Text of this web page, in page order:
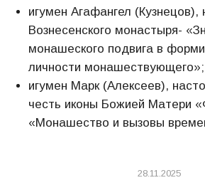
игумен Агафангел (Кузнецов),
Вознесенского монастыря-
монашеского подвига в
личности монашествующего»;
игумен Марк (Алексеев),
честь иконы Божией Матери
«Монашество и вызовы
28.11.2025